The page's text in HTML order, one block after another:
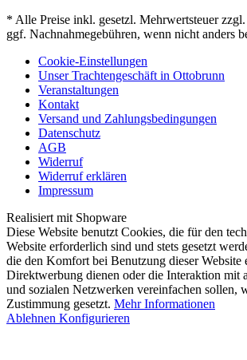
* Alle Preise inkl. gesetzl. Mehrwertsteuer zzgl.
ggf. Nachnahmegebühren, wenn nicht anders
Cookie-Einstellungen
Unser Trachtengeschäft in Ottobrunn
Veranstaltungen
Kontakt
Versand und Zahlungsbedingungen
Datenschutz
AGB
Widerruf
Widerruf erklären
Impressum
Realisiert mit Shopware
Diese Website benutzt Cookies, die für den
Website erforderlich sind und stets gesetzt
die den Komfort bei Benutzung dieser Website
Direktwerbung dienen oder die Interaktion mit
und sozialen Netzwerken vereinfachen sollen,
Zustimmung gesetzt. Mehr Informationen
Ablehnen Konfigurieren